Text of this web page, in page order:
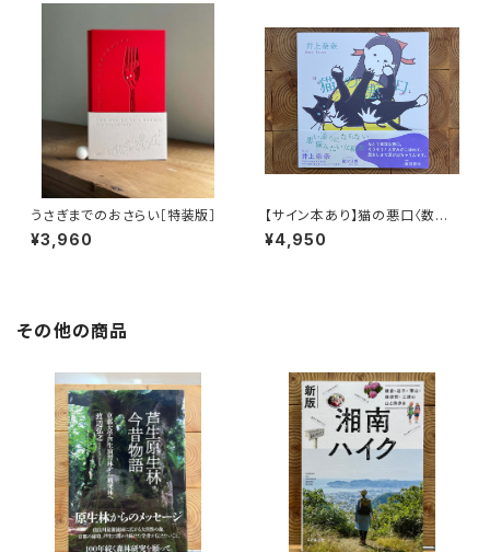
うさぎまでのおさらい［特装版］
¥3,960
【サイン本あり】猫の悪口〈数量
限定・オリジナルトート付き〉
¥4,950
その他の商品